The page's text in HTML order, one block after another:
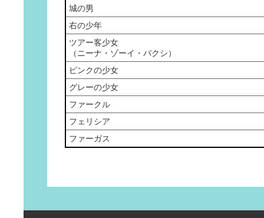
城の男
右の少年
ツアー客少女
（ニーナ・ゾーイ・バクシ）
ピンクの少女
グレーの少女
ファークル
フェリシア
ファーガス